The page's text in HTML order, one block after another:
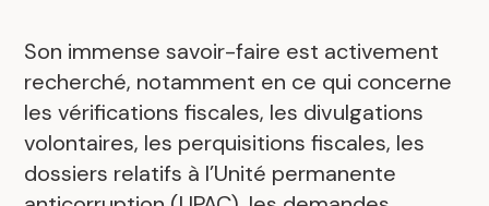
Son immense savoir-faire est activement
recherché, notamment en ce qui concerne
les vérifications fiscales, les divulgations
volontaires, les perquisitions fiscales, les
dossiers relatifs à l’Unité permanente